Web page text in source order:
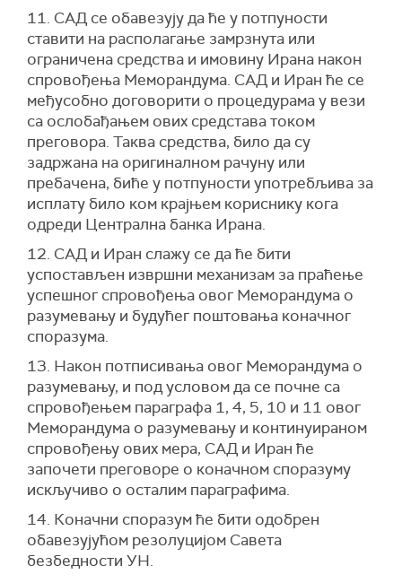
11. САД се обавезују да ће у потпуности
ставити на располагање замрзнута или
ограничена средства и имовину Ирана након
спровођења Меморандума. САД и Иран ће се
међусобно договорити о процедурама у вези
са ослобађањем ових средстава током
преговора. Таква средства, било да су
задржана на оригиналном рачуну или
пребачена, биће у потпуности употребљива за
исплату било ком крајњем кориснику кога
одреди Централна банка Ирана.
12. САД и Иран слажу се да ће бити
успостављен извршни механизам за праћење
успешног спровођења овог Меморандума о
разумевању и будућег поштовања коначног
споразума.
13. Након потписивања овог Меморандума о
разумевању, и под условом да се почне са
спровођењем параграфа 1, 4, 5, 10 и 11 овог
Меморандума о разумевању и континуираном
спровођењу ових мера, САД и Иран ће
започети преговоре о коначном споразуму
искључиво о осталим параграфима.
14. Коначни споразум ће бити одобрен
обавезујућом резолуцијом Савета
безбедности УН.